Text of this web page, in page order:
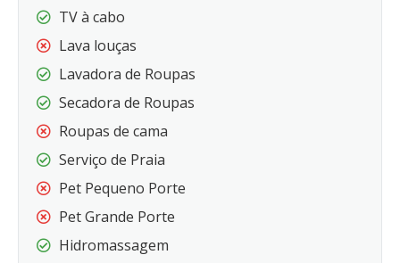
TV à cabo
Lava louças
Lavadora de Roupas
Secadora de Roupas
Roupas de cama
Serviço de Praia
Pet Pequeno Porte
Pet Grande Porte
Hidromassagem